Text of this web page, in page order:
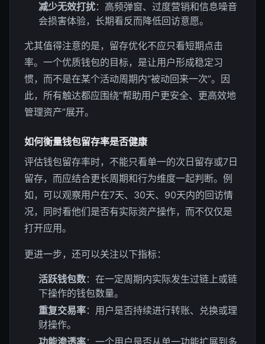
减少无效打扰：高频弹窗、过度营销和信息噪音
会损害体验，长期看反而降低回访意愿。
尤其值得注意的是，留存优化不应只看短期点击
率。一个优质钱包的目标，是让用户形成稳定习
惯，而不是在某个活动周期内“被动回来一次”。因
此，所有触达都应围绕“帮助用户更安全、更高效地
管理资产”展开。
如何衡量钱包留存率是否健康
评估钱包留存率时，不能只看单一的次日留存或7日
留存，而应结合更长周期和行为维度一起判断。例
如，可以观察用户在7天、30天、90天内的回访情
况，同时看他们是否有实际资产操作，而不仅仅是
打开应用。
更进一步，还可以关注以下指标：
活跃钱包数：在一定周期内实际发生过链上或链
下操作的钱包数量。
重复交易率：用户是否持续进行转账、兑换或理
财操作。
功能渗透率：一个用户是否从单一功能扩展到多